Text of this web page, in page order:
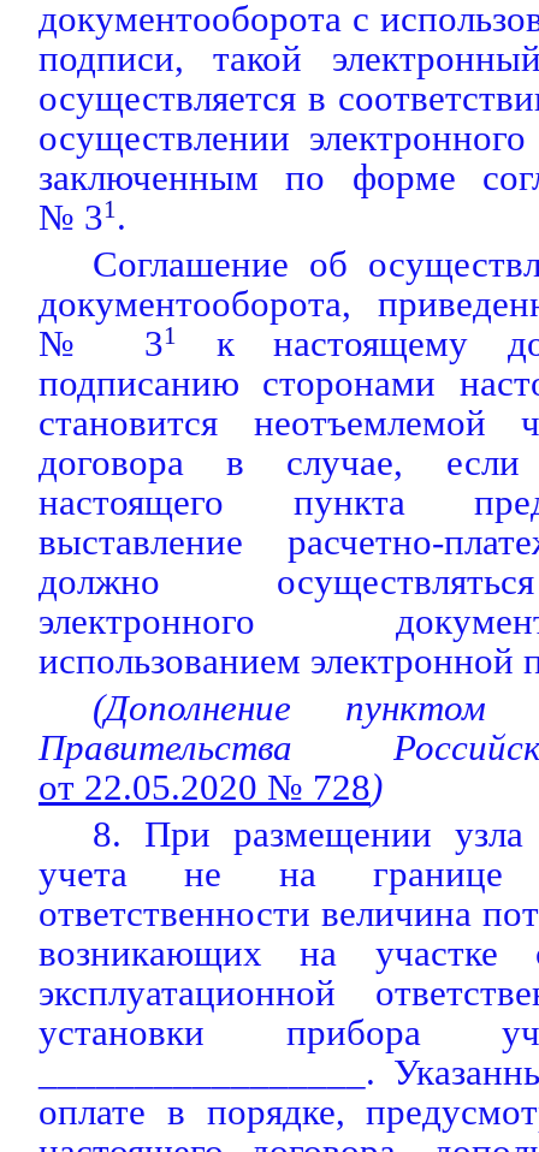
документооборота с
подписи, такой
осуществляется в
осуществлении
заключенным по форме
№ 31 .
Соглашение об
документооборота,
№ 31
к настоящему
подписанию сторонами
становится неотъемлемой
договора в случае,
настоящего пункта
выставление расчетно-
должно
электронного
использованием электронной
(Дополнение пунктом
Правительства
от 22.05.2020 № 728)
8. При размещении
учета не на границе
ответственности величина
возникающих на участке
эксплуатационной
установки прибора
_________________.
оплате в порядке,